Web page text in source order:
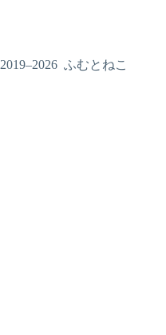
2019–2026 ふむとねこ